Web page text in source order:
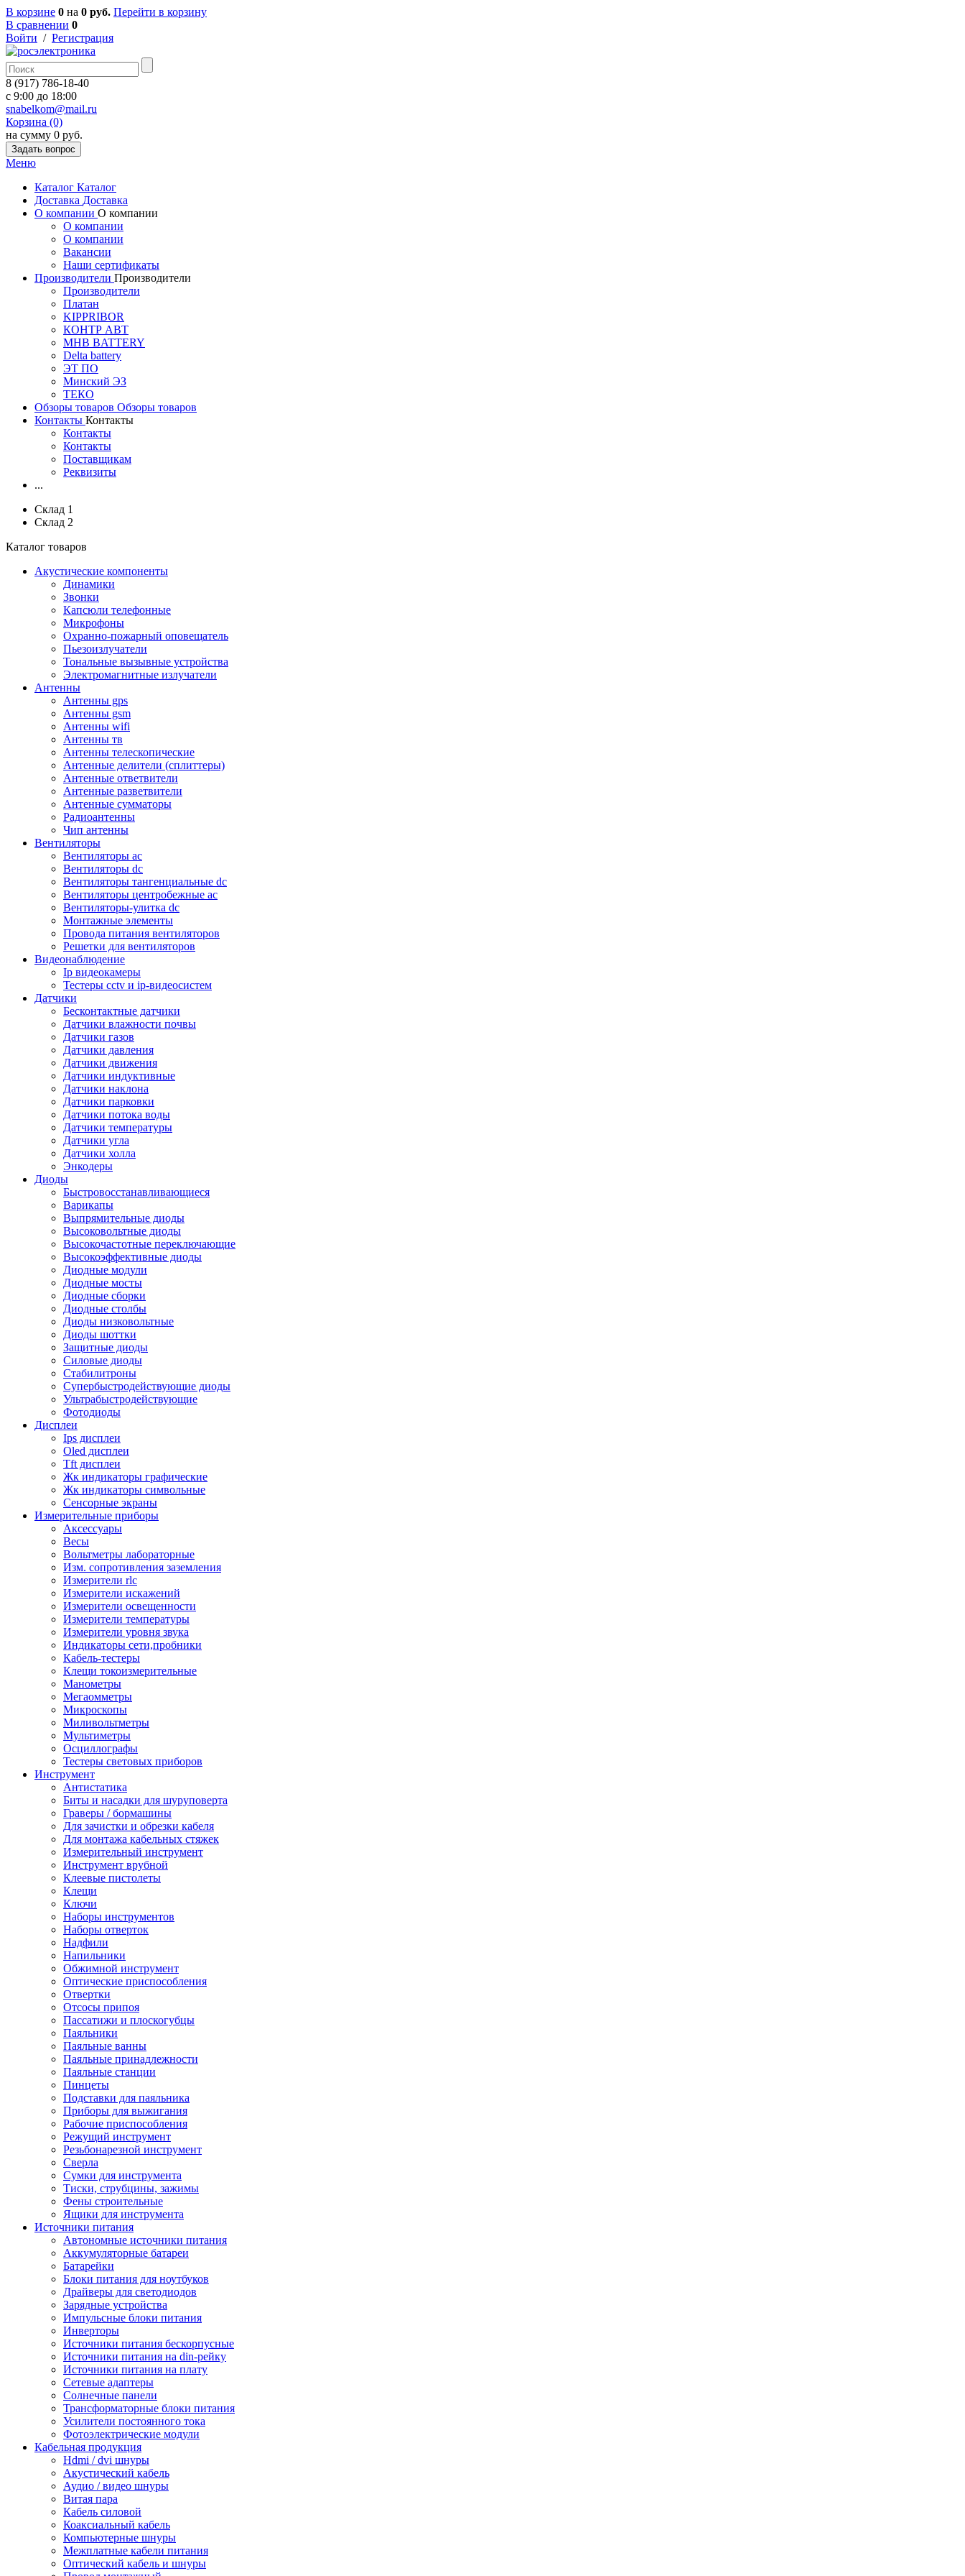
В корзине 0 на 0 руб. Перейти в корзину
В сравнении 0
Войти / Регистрация
8 (917) 786-18-40
c 9:00 до 18:00
snabelkom@mail.ru
Корзина (0)
на сумму 0 руб.
Задать вопрос
Меню
Каталог Каталог
Доставка Доставка
О компании О компании
О компании
О компании
Вакансии
Наши сертификаты
Производители Производители
Производители
Платан
KIPPRIBOR
КОНТР АВТ
MHB BATTERY
Delta battery
ЭT ПО
Минский ЭЗ
ТЕКО
Обзоры товаров Обзоры товаров
Контакты Контакты
Контакты
Контакты
Поставщикам
Реквизиты
...
Склад 1
Склад 2
Каталог товаров
Акустические компоненты
Динамики
Звонки
Капсюли телефонные
Микрофоны
Охранно-пожарный оповещатель
Пьезоизлучатели
Тональные вызывные устройства
Электромагнитные излучатели
Антенны
Антенны gps
Антенны gsm
Антенны wifi
Антенны тв
Антенны телескопические
Антенные делители (сплиттеры)
Антенные ответвители
Антенные разветвители
Антенные сумматоры
Радиоантенны
Чип антенны
Вентиляторы
Вентиляторы ac
Вентиляторы dc
Вентиляторы тангенциальные dc
Вентиляторы центробежные ac
Вентиляторы-улитка dc
Монтажные элементы
Провода питания вентиляторов
Решетки для вентиляторов
Видеонаблюдение
Ip видеокамеры
Тестеры cctv и ip-видеосистем
Датчики
Бесконтактные датчики
Датчики влажности почвы
Датчики газов
Датчики давления
Датчики движения
Датчики индуктивные
Датчики наклона
Датчики парковки
Датчики потока воды
Датчики температуры
Датчики угла
Датчики холла
Энкодеры
Диоды
Быстровосстанавливающиеся
Варикапы
Выпрямительные диоды
Высоковольтные диоды
Высокочастотные переключающие
Высокоэффективные диоды
Диодные модули
Диодные мосты
Диодные сборки
Диодные столбы
Диоды низковольтные
Диоды шоттки
Защитные диоды
Силовые диоды
Стабилитроны
Супербыстродействующие диоды
Ультрабыстродействующие
Фотодиоды
Дисплеи
Ips дисплеи
Oled дисплеи
Tft дисплеи
Жк индикаторы графические
Жк индикаторы символьные
Сенсорные экраны
Измерительные приборы
Аксессуары
Весы
Вольтметры лабораторные
Изм. сопротивления заземления
Измерители rlc
Измерители искажений
Измерители освещенности
Измерители температуры
Измерители уровня звука
Индикаторы сети,пробники
Кабель-тестеры
Клещи токоизмерительные
Манометры
Мегаомметры
Микроскопы
Миливольтметры
Мультиметры
Осциллографы
Тестеры световых приборов
Инструмент
Антистатика
Биты и насадки для шуруповерта
Граверы / бормашины
Для зачистки и обрезки кабеля
Для монтажа кабельных стяжек
Измерительный инструмент
Инструмент врубной
Клеевые пистолеты
Клещи
Ключи
Наборы инструментов
Наборы отверток
Надфили
Напильники
Обжимной инструмент
Оптические приспособления
Отвертки
Отсосы припоя
Пассатижи и плоскогубцы
Паяльники
Паяльные ванны
Паяльные принадлежности
Паяльные станции
Пинцеты
Подставки для паяльника
Приборы для выжигания
Рабочие приспособления
Режущий инструмент
Резьбонарезной инструмент
Сверла
Сумки для инструмента
Тиски, струбцины, зажимы
Фены строительные
Ящики для инструмента
Источники питания
Автономные источники питания
Аккумуляторные батареи
Батарейки
Блоки питания для ноутбуков
Драйверы для светодиодов
Зарядные устройства
Импульсные блоки питания
Инверторы
Источники питания бескорпусные
Источники питания на din-рейку
Источники питания на плату
Сетевые адаптеры
Солнечные панели
Трансформаторные блоки питания
Усилители постоянного тока
Фотоэлектрические модули
Кабельная продукция
Hdmi / dvi шнуры
Акустический кабель
Аудио / видео шнуры
Витая пара
Кабель силовой
Коаксиальный кабель
Компьютерные шнуры
Межплатные кабели питания
Оптический кабель и шнуры